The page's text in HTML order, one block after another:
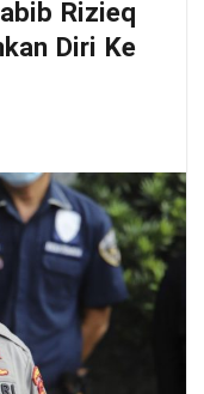
Rizieq
Diri Ke